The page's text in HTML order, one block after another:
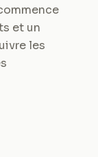
et un
les